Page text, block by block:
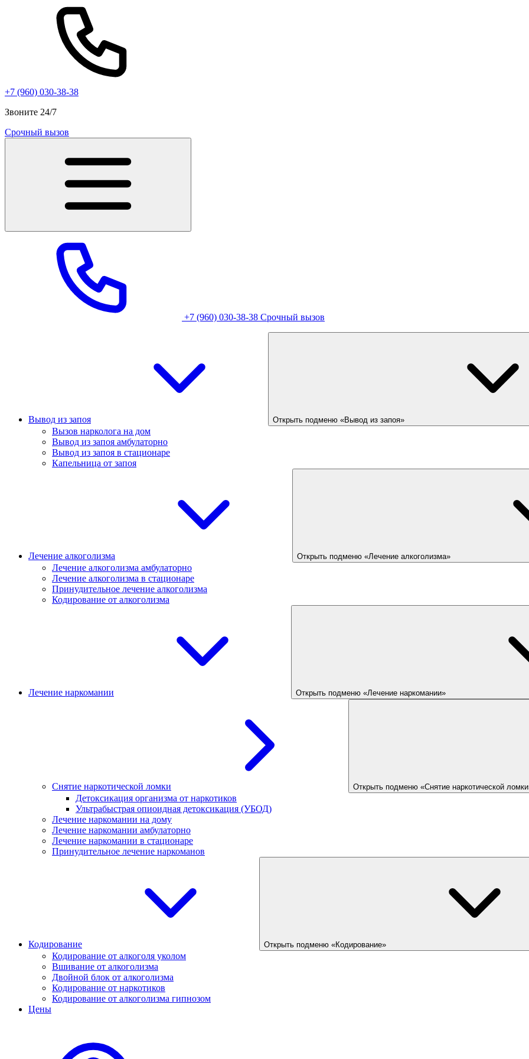
+7 (960) 030-38-38
Звоните 24/7
Срочный вызов
+7 (960) 030-38-38 Срочный вызов
Вывод из запоя Открыть подменю «Вывод из запоя»
Вызов нарколога на дом
Вывод из запоя амбулаторно
Вывод из запоя в стационаре
Капельница от запоя
Лечение алкоголизма Открыть подменю «Лечение алкоголизма»
Лечение алкоголизма амбулаторно
Лечение алкоголизма в стационаре
Принудительное лечение алкоголизма
Кодирование от алкоголизма
Лечение наркомании Открыть подменю «Лечение наркомании»
Снятие наркотической ломки Открыть подменю «Снятие наркотической
Детоксикация организма от наркотиков
Ультрабыстрая опиоидная детоксикация (УБОД)
Лечение наркомании на дому
Лечение наркомании амбулаторно
Лечение наркомании в стационаре
Принудительное лечение наркоманов
Кодирование Открыть подменю «Кодирование»
Кодирование от алкоголя уколом
Вшивание от алкоголизма
Двойной блок от алкоголизма
Кодирование от наркотиков
Кодирование от алкоголизма гипнозом
Цены